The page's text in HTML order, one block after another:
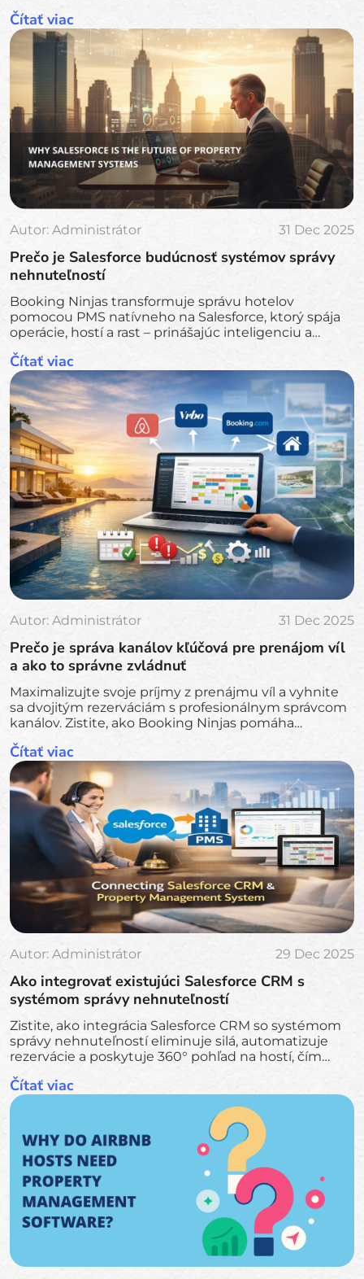
investorov do viacerých jednotiek.
Čítať viac
Autor: Administrátor 31 Dec 2025
Prečo je Salesforce budúcnosť systémov správy
nehnuteľností
Booking Ninjas transformuje správu hotelov
pomocou PMS natívneho na Salesforce, ktorý spája
operácie, hostí a rast – prinášajúc inteligenciu a
Čítať viac
Autor: Administrátor 31 Dec 2025
Prečo je správa kanálov kľúčová pre prenájom víl
a ako to správne zvládnuť
Maximalizujte svoje príjmy z prenájmu víl a vyhnite
sa dvojitým rezerváciám s profesionálnym správcom
kanálov. Zistite, ako Booking Ninjas pomáha
platformy a rozšíriť váš luxusný prenájom.
Čítať viac
Autor: Administrátor 29 Dec 2025
Ako integrovať existujúci Salesforce CRM s
systémom správy nehnuteľností
Zistite, ako integrácia Salesforce CRM so systémom
správy nehnuteľností eliminuje silá, automatizuje
rezervácie a poskytuje 360° pohľad na hostí, čím
Čítať viac